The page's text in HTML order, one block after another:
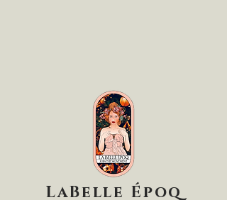
LaBelle Époq